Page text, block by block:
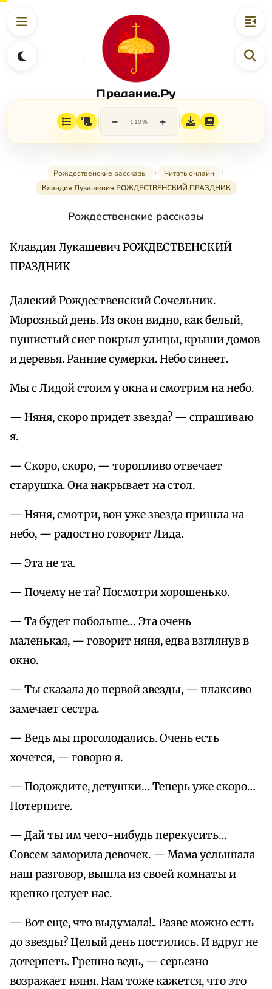
Предание.Ру
− 110% +
Рождественские рассказы
Читать онлайн
Клавдия Лукашевич РОЖДЕСТВЕНСКИЙ ПРАЗДНИК
Рождественские рассказы
Клавдия Лукашевич РОЖДЕСТВЕНСКИЙ
ПРАЗДНИК
Далекий Рождественский Сочельник.
Морозный день. Из окон видно, как белый,
пушистый снег покрыл улицы, крыши домов
и деревья. Ранние сумерки. Небо синеет.
Мы с Лидой стоим у окна и смотрим на небо.
— Няня, скоро придет звезда? — спрашиваю
я.
— Скоро, скоро, — торопливо отвечает
старушка. Она накрывает на стол.
— Няня, смотри, вон уже звезда пришла на
небо, — радостно говорит Лида.
— Эта не та.
— Почему не та? Посмотри хорошенько.
— Та будет побольше… Эта очень
маленькая, — говорит няня, едва взглянув в
окно.
— Ты сказала до первой звезды, — плаксиво
замечает сестра.
— Ведь мы проголодались. Очень есть
хочется, — говорю я.
— Подождите, детушки… Теперь уже скоро…
Потерпите.
— Дай ты им чего-нибудь перекусить…
Совсем заморила девочек. — Мама услышала
наш разговор, вышла из своей комнаты и
крепко целует нас.
— Вот еще, что выдумала!.. Разве можно есть
до звезды? Целый день постились. И вдруг не
дотерпеть. Грешно ведь, — серьезно
возражает няня. Нам тоже кажется, что это